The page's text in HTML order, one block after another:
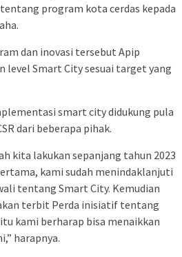
program kota cerdas kepada
dan inovasi tersebut Apip
level Smart City sesuai target yang
smart city didukung pula
dari beberapa pihak.
kita lakukan sepanjang tahun 2023
kami sudah menindaklanjuti
tentang Smart City. Kemudian
terbit Perda inisiatif tentang
kami berharap bisa menaikkan
harapnya.